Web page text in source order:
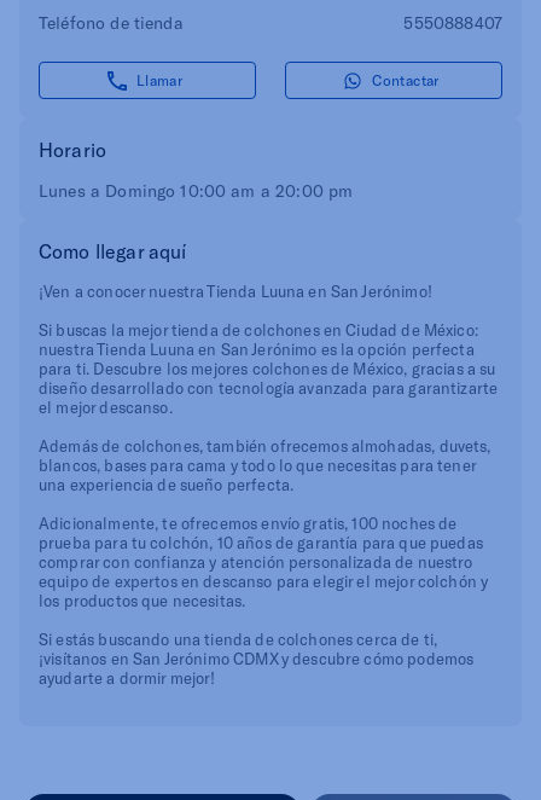
Teléfono de tienda 5550888407
Llamar Contactar
Horario
Lunes a Domingo 10:00 am a 20:00 pm
Como llegar aquí
¡Ven a conocer nuestra Tienda Luuna en San Jerónimo!
Si buscas la mejor tienda de colchones en Ciudad de México:
nuestra Tienda Luuna en San Jerónimo es la opción perfecta
para ti. Descubre los mejores colchones de México, gracias a su
diseño desarrollado con tecnología avanzada para garantizarte
el mejor descanso.
Además de colchones, también ofrecemos almohadas, duvets,
blancos, bases para cama y todo lo que necesitas para tener
una experiencia de sueño perfecta.
Adicionalmente, te ofrecemos envío gratis, 100 noches de
prueba para tu colchón, 10 años de garantía para que puedas
comprar con confianza y atención personalizada de nuestro
equipo de expertos en descanso para elegir el mejor colchón y
los productos que necesitas.
Si estás buscando una tienda de colchones cerca de ti,
¡visítanos en San Jerónimo CDMX y descubre cómo podemos
ayudarte a dormir mejor!